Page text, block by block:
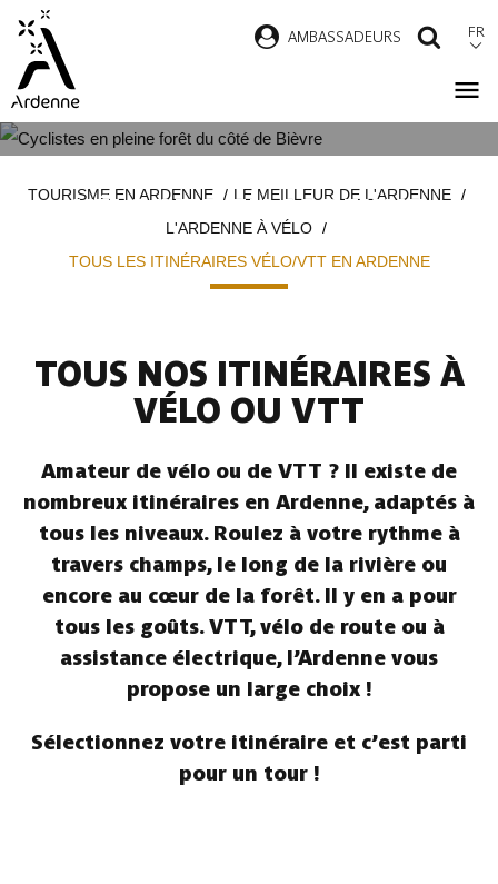
contenu
principal
AMBASSADEURS FR
VÉLO/VTT EN ARDENNE
d'ArianeTOURISME EN ARDENNE
LE MEILLEUR DE L'ARDENNE
L'ARDENNE À VÉLO
TOUS LES ITINÉRAIRES VÉLO/VTT EN ARDENNE
TOUS NOS ITINÉRAIRES À
VÉLO OU VTT
Amateur de vélo ou de VTT ? Il existe de
nombreux itinéraires en Ardenne, adaptés à
tous les niveaux. Roulez à votre rythme à
travers champs, le long de la rivière ou
encore au cœur de la forêt. Il y en a pour
tous les goûts. VTT, vélo de route ou à
assistance électrique, l’Ardenne vous
propose un large choix !
Sélectionnez votre itinéraire et c’est parti
pour un tour !